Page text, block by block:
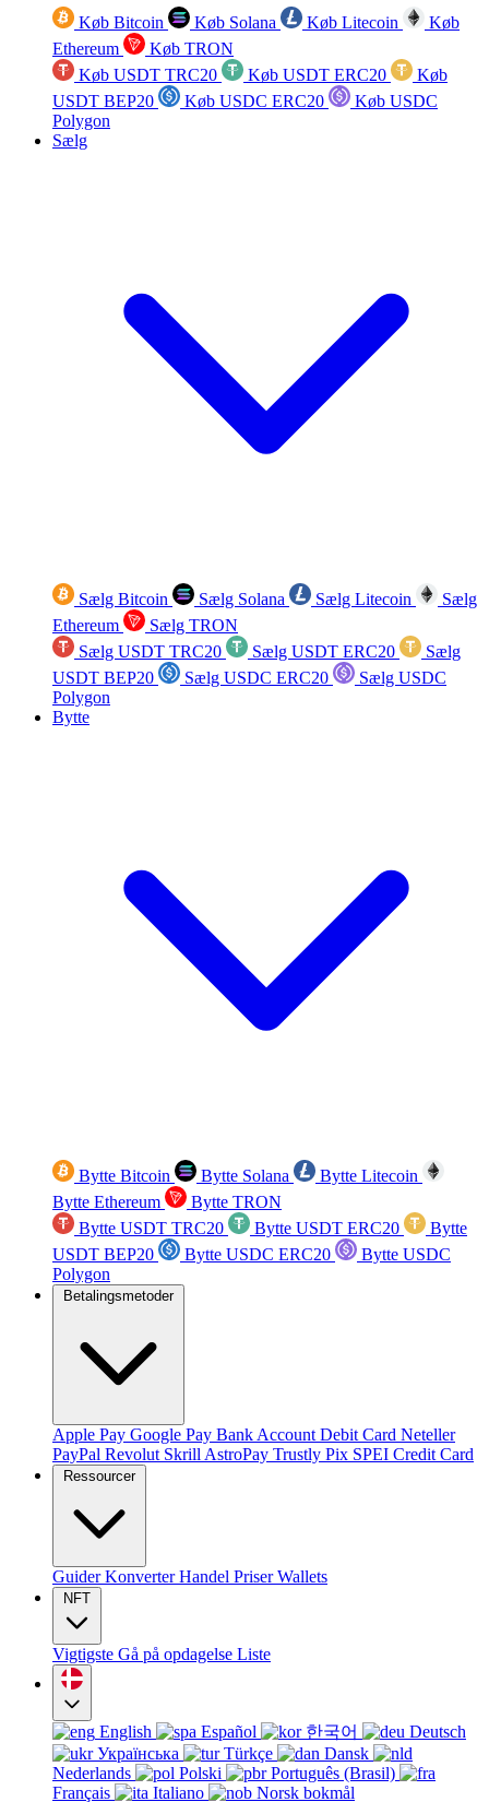
Køb Bitcoin Køb Solana Køb Litecoin
Køb
Ethereum
Køb TRON
Køb USDT TRC20
Køb USDT ERC20
Køb
USDT BEP20
Køb USDC ERC20
Køb USDC
Polygon
Sælg
Sælg Bitcoin Sælg Solana Sælg Litecoin
Sælg
Ethereum
Sælg TRON
Sælg USDT TRC20
Sælg USDT ERC20
Sælg
USDT BEP20
Sælg USDC ERC20
Sælg USDC
Polygon
Bytte
Bytte Bitcoin Bytte Solana
Bytte Litecoin
Bytte Ethereum
Bytte TRON
Bytte USDT TRC20
Bytte USDT ERC20
Bytte
USDT BEP20
Bytte USDC ERC20
Bytte USDC
Polygon
Betalingsmetoder
Apple Pay Google Pay Bank Account Debit Card Neteller
PayPal Revolut Skrill AstroPay Trustly Pix SPEI Credit Card
Ressourcer
GuiderKonverterHandel PriserWallets
NFT
Vigtigste Gå på opdagelse Liste
English Español 한국어
Deutsch
Українська
Türkçe
Dansk
Nederlands
Polski
Português (Brasil)
Français
Italiano
Norsk bokmål